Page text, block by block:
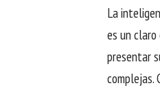
La
es un claro
presentar
complejas.